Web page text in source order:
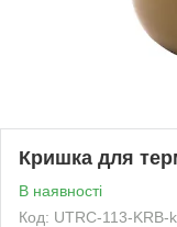
Кришка для
В наявності
Код: UTRC-113-KRB-